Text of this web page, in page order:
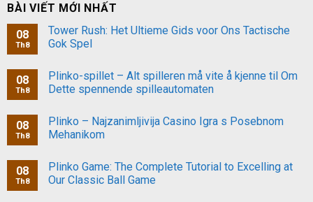
BÀI VIẾT MỚI NHẤT
08
Th8
Tower Rush: Het Ultieme Gids voor Ons Tactische
Gok Spel
08
Th8
Plinko-spillet – Alt spilleren må vite å kjenne til Om
Dette spennende spilleautomaten
08
Th8
Plinko – Najzanimljivija Casino Igra s Posebnom
Mehanikom
08
Th8
Plinko Game: The Complete Tutorial to Excelling at
Our Classic Ball Game